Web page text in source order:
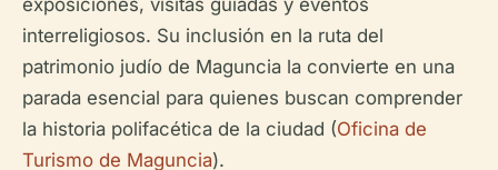
exposiciones, visitas guiadas y eventos
interreligiosos. Su inclusión en la ruta del
patrimonio judío de Maguncia la convierte en una
parada esencial para quienes buscan comprender
la historia polifacética de la ciudad (Oficina de
Turismo de Maguncia).